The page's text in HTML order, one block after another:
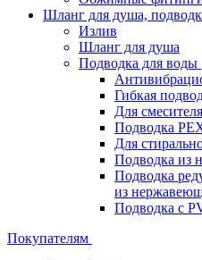
Шланг для душа,
Излив
Шланг для душа
Подводка для воды
Гибкая
Для смесителя
Подводка
Для
Подводка из
Подводка
из
Подводка с
Покупателям